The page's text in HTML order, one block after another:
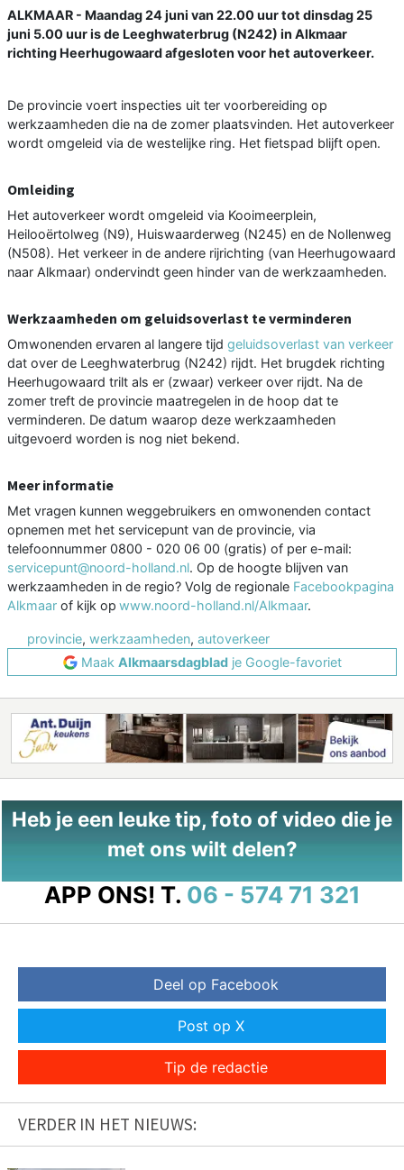
ALKMAAR - Maandag 24 juni van 22.00 uur tot dinsdag 25
juni 5.00 uur is de Leeghwaterbrug (N242) in Alkmaar
richting Heerhugowaard afgesloten voor het autoverkeer.
De provincie voert inspecties uit ter voorbereiding op
werkzaamheden die na de zomer plaatsvinden. Het autoverkeer
wordt omgeleid via de westelijke ring. Het fietspad blijft open.
Omleiding
Het autoverkeer wordt omgeleid via Kooimeerplein,
Heilooërtolweg (N9), Huiswaarderweg (N245) en de Nollenweg
(N508). Het verkeer in de andere rijrichting (van Heerhugowaard
naar Alkmaar) ondervindt geen hinder van de werkzaamheden.
Werkzaamheden om geluidsoverlast te verminderen
Omwonenden ervaren al langere tijd geluidsoverlast van verkeer
dat over de Leeghwaterbrug (N242) rijdt. Het brugdek richting
Heerhugowaard trilt als er (zwaar) verkeer over rijdt. Na de
zomer treft de provincie maatregelen in de hoop dat te
verminderen. De datum waarop deze werkzaamheden
uitgevoerd worden is nog niet bekend.
Meer informatie
Met vragen kunnen weggebruikers en omwonenden contact
opnemen met het servicepunt van de provincie, via
telefoonnummer 0800 - 020 06 00 (gratis) of per e-mail:
servicepunt@noord-holland.nl. Op de hoogte blijven van
werkzaamheden in de regio? Volg de regionale Facebookpagina
Alkmaar of kijk op www.noord-holland.nl/Alkmaar.
provincie, werkzaamheden, autoverkeer
Maak Alkmaarsdagbladje Google-favoriet
Heb je een leuke tip, foto of video die je
met ons wilt delen?
APP ONS! T. 06 - 574 71 321
Deel op Facebook
Post op X
Tip de redactie
VERDER IN HET NIEUWS: